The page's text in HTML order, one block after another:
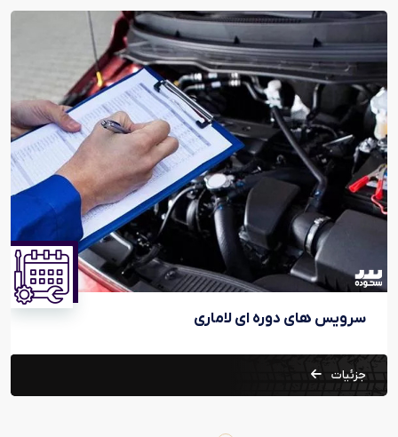
سرویس های دوره ای لاماری
جزئیات